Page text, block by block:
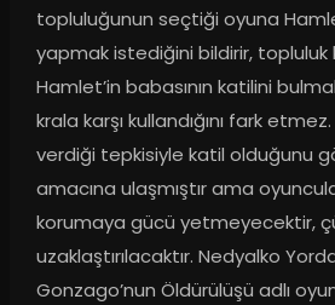
topluluğunun seçtiği oyuna
yapmak istediğini bildirir, topluluk
Hamlet’in babasının katilini
krala karşı kullandığını fark
verdiği tepkisiyle katil olduğunu
amacına ulaşmıştır ama
korumaya gücü yetmeyecektir,
uzaklaştırılacaktır. Nedyalko
Gonzago’nun Öldürülüşü adlı